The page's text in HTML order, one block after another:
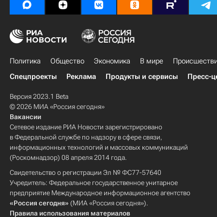
Политика Общество Экономика В мире
Спецпроекты
Реклама Продукты и сервисы Пресс-
Версия 2023.1 Beta
© 2026 МИА «Россия сегодня»
Вакансии
Сетевое издание РИА Новости зарегистрировано
в Федеральной службе по надзору в сфере связи,
информационных технологий и массовых коммуникаций
(Роскомнадзор) 08 апреля 2014 года.
Свидетельство о регистрации Эл № ФС77-57640
Учредитель: Федеральное государственное унитарное
предприятие Международное информационное агентство
«Россия сегодня» (МИА «Россия сегодня»).
Правила использования материалов